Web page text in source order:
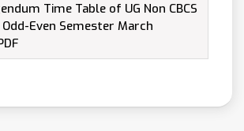
Time Table of UG Non CBCS